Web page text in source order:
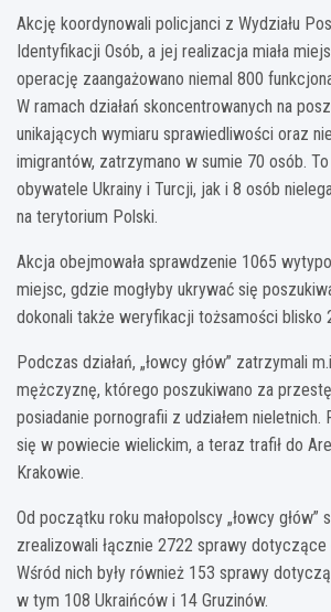
Akcję koordynowali policjanci z Wydziału
Identyfikacji Osób, a jej realizacja miała
operację zaangażowano niemal 800
W ramach działań skoncentrowanych na
unikających wymiaru sprawiedliwości oraz
imigrantów, zatrzymano w sumie 70 osób.
obywatele Ukrainy i Turcji, jak i 8 osób
na terytorium Polski.
Akcja obejmowała sprawdzenie 1065
miejsc, gdzie mogłyby ukrywać się
dokonali także weryfikacji tożsamości blisko
Podczas działań, „łowcy głów” zatrzymali
mężczyznę, którego poszukiwano za
posiadanie pornografii z udziałem nieletnich.
się w powiecie wielickim, a teraz trafił do
Krakowie.
Od początku roku małopolscy „łowcy głów”
zrealizowali łącznie 2722 sprawy dotyczące
Wśród nich były również 153 sprawy
w tym 108 Ukraińców i 14 Gruzinów.